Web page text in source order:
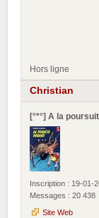
Hors ligne
Christian
[°*°] A la
Inscription : 19-01-
Messages : 20 438
Site Web